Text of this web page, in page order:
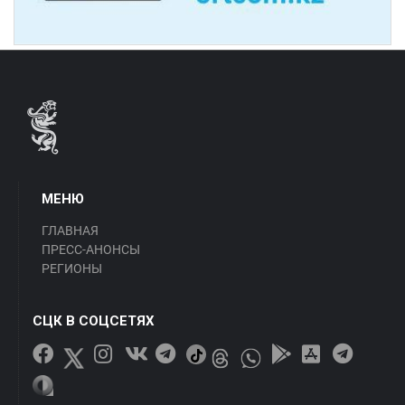
МЕНЮ
ГЛАВНАЯ
ПРЕСС-АНОНСЫ
РЕГИОНЫ
СЦК В СОЦСЕТЯХ